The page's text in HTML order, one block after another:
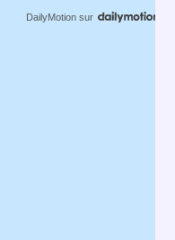
DailyMotion sur